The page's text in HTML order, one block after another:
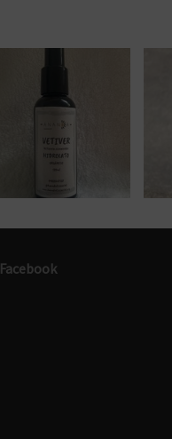
Facebook